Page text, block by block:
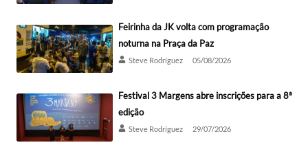
Feirinha da JK volta com programação
noturna na Praça da Paz
Steve Rodríguez 05/08/2026
Festival 3 Margens abre inscrições para a 8ª
edição
Steve Rodríguez 29/07/2026